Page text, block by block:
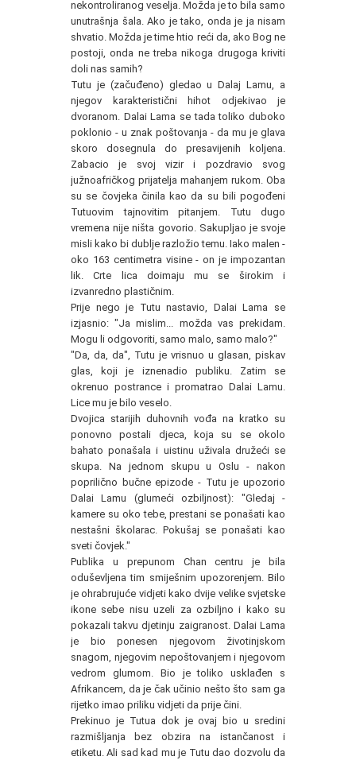
nekontroliranog veselja. Možda je to bila samo
unutrašnja šala. Ako je tako, onda je ja nisam
shvatio. Možda je time htio reći da, ako Bog ne
postoji, onda ne treba nikoga drugoga kriviti
doli nas samih?
Tutu je (začuđeno) gledao u Dalaj Lamu, a
njegov karakteristični hihot odjekivao je
dvoranom. Dalai Lama se tada toliko duboko
poklonio - u znak poštovanja - da mu je glava
skoro dosegnula do presavijenih koljena.
Zabacio je svoj vizir i pozdravio svog
južnoafričkog prijatelja mahanjem rukom. Oba
su se čovjeka činila kao da su bili pogođeni
Tutuovim tajnovitim pitanjem. Tutu dugo
vremena nije ništa govorio. Sakupljao je svoje
misli kako bi dublje razložio temu. Iako malen -
oko 163 centimetra visine - on je impozantan
lik. Crte lica doimaju mu se širokim i
izvanredno plastičnim.
Prije nego je Tutu nastavio, Dalai Lama se
izjasnio: "Ja mislim... možda vas prekidam.
Mogu li odgovoriti, samo malo, samo malo?"
"Da, da, da", Tutu je vrisnuo u glasan, piskav
glas, koji je iznenadio publiku. Zatim se
okrenuo postrance i promatrao Dalai Lamu.
Lice mu je bilo veselo.
Dvojica starijih duhovnih vođa na kratko su
ponovno postali djeca, koja su se okolo
bahato ponašala i uistinu uživala družeći se
skupa. Na jednom skupu u Oslu - nakon
poprilično bučne epizode - Tutu je upozorio
Dalai Lamu (glumeći ozbiljnost): "Gledaj -
kamere su oko tebe, prestani se ponašati kao
nestašni školarac. Pokušaj se ponašati kao
sveti čovjek."
Publika u prepunom Chan centru je bila
oduševljena tim smiješnim upozorenjem. Bilo
je ohrabrujuće vidjeti kako dvije velike svjetske
ikone sebe nisu uzeli za ozbiljno i kako su
pokazali takvu djetinju zaigranost. Dalai Lama
je bio ponesen njegovom životinjskom
snagom, njegovim nepoštovanjem i njegovom
vedrom glumom. Bio je toliko usklađen s
Afrikancem, da je čak učinio nešto što sam ga
rijetko imao priliku vidjeti da prije čini.
Prekinuo je Tutua dok je ovaj bio u sredini
razmišljanja bez obzira na istančanost i
etiketu. Ali sad kad mu je Tutu dao dozvolu da